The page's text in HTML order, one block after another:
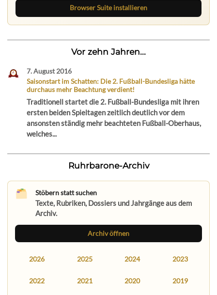
Browser Suite installieren
Vor zehn Jahren...
7. August 2016
Saisonstart im Schatten: Die 2. Fußball-Bundesliga hätte
durchaus mehr Beachtung verdient!
Traditionell startet die 2. Fußball-Bundesliga mit ihren
ersten beiden Spieltagen zeitlich deutlich vor dem
ansonsten ständig mehr beachteten Fußball-Oberhaus,
welches...
Ruhrbarone-Archiv
Stöbern statt suchen
Texte, Rubriken, Dossiers und Jahrgänge aus dem
Archiv.
Archiv öffnen
2026 2025 2024 2023
2022 2021 2020 2019